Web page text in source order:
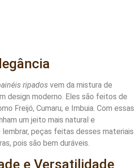
ripados vem da mistura de
design moderno. Eles são feitos de
Freijó, Cumaru, e Imbuia. Com essas
um jeito mais natural e
peças feitas desses materiais
pois são bem duráveis.
e Versatilidade